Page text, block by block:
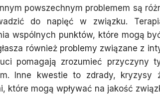
powszechnym problemem są
do napięć w związku.
wspólnych punktów, które mogą
również problemy związane z
pomagają zrozumieć przyczyny
Inne kwestie to zdrady, kryzysy
które mogą wpływać na jakość